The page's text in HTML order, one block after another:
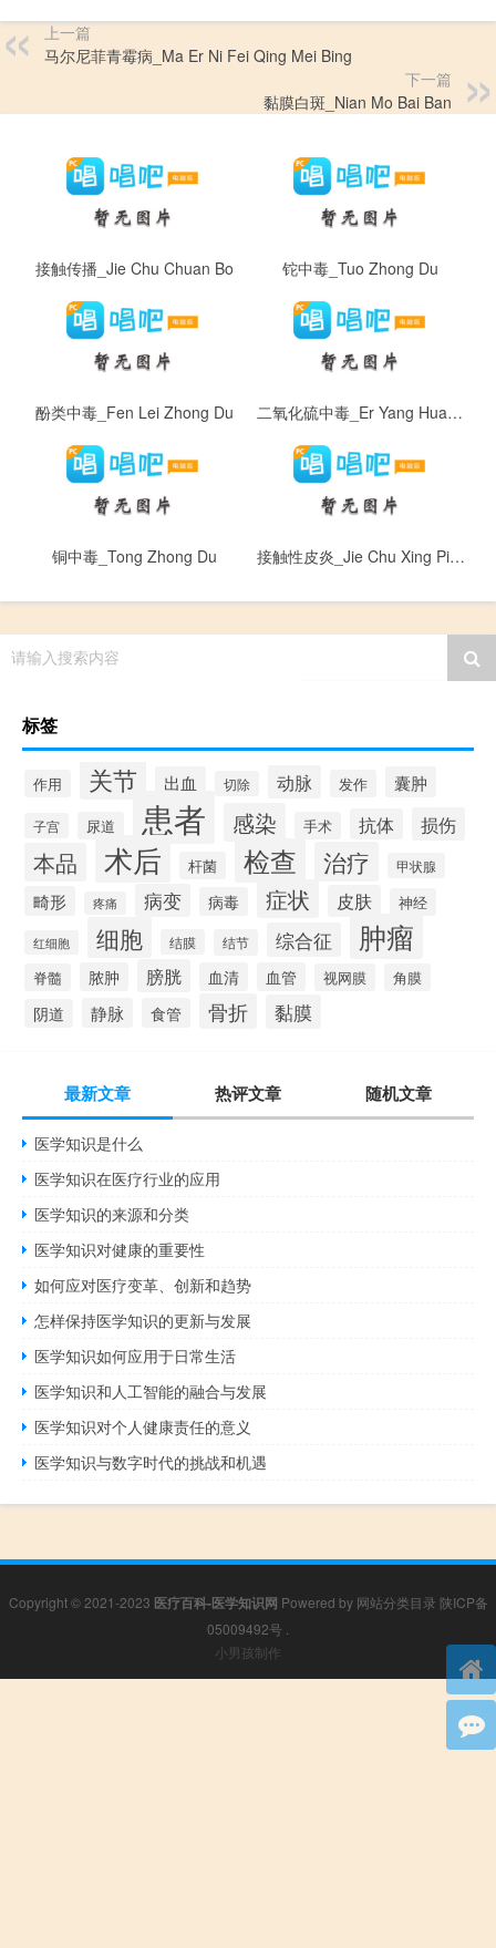
上一篇
马尔尼菲青霉病_Ma Er Ni Fei Qing Mei Bing
下一篇
黏膜白斑_Nian Mo Bai Ban
接触传播_Jie Chu Chuan Bo 铊中毒_Tuo Zhong Du
酚类中毒_Fen Lei Zhong Du 二氧化硫中毒_Er Yang Hua Liu Zhong Du
铜中毒_Tong Zhong Du 接触性皮炎_Jie Chu Xing Pi Yan
请输入搜索内容
标签
作用 关节 出血 切除 动脉 发作 囊肿
子宫 尿道 患者 感染 手术 抗体 损伤
本品 术后 杆菌 检查 治疗 甲状腺
畸形 疼痛 病变 病毒 症状 皮肤 神经
红细胞 细胞 结膜 结节 综合征 肿瘤
脊髓 脓肿 膀胱 血清 血管 视网膜 角膜
阴道 静脉 食管 骨折 黏膜
最新文章 热评文章 随机文章
医学知识是什么
医学知识在医疗行业的应用
医学知识的来源和分类
医学知识对健康的重要性
如何应对医疗变革、创新和趋势
怎样保持医学知识的更新与发展
医学知识如何应用于日常生活
医学知识和人工智能的融合与发展
医学知识对个人健康责任的意义
医学知识与数字时代的挑战和机遇
Copyright © 2021-2023 医疗百科-医学知识网 Powered by 网站分类目录 陕ICP备
05009492号
小男孩制作